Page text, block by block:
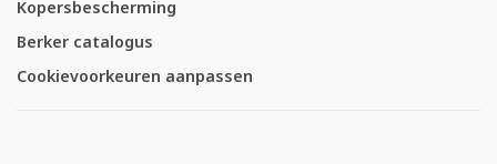
Kopersbescherming
Berker catalogus
Cookievoorkeuren aanpassen